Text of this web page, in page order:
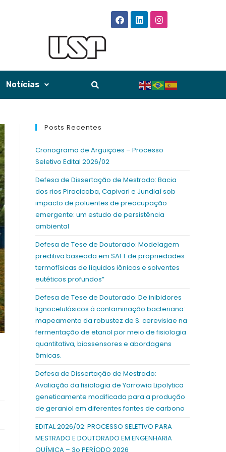
Notícias
Posts Recentes
Cronograma de Arguições – Processo
Seletivo Edital 2026/02
Defesa de Dissertação de Mestrado: Bacia
dos rios Piracicaba, Capivari e Jundiaí sob
impacto de poluentes de preocupação
emergente: um estudo de persistência
ambiental
Defesa de Tese de Doutorado: Modelagem
preditiva baseada em SAFT de propriedades
termofísicas de líquidos iônicos e solventes
eutéticos profundos”
Defesa de Tese de Doutorado: De inibidores
lignocelulósicos à contaminação bacteriana:
mapeamento da robustez de S. cerevisiae na
fermentação de etanol por meio de fisiologia
quantitativa, biossensores e abordagens
ômicas.
Defesa de Dissertação de Mestrado:
Avaliação da fisiologia de Yarrowia Lipolytica
geneticamente modificada para a produção
de geraniol em diferentes fontes de carbono
EDITAL 2026/02: PROCESSO SELETIVO PARA
MESTRADO E DOUTORADO EM ENGENHARIA
QUÍMICA – 3o PERÍODO 2026